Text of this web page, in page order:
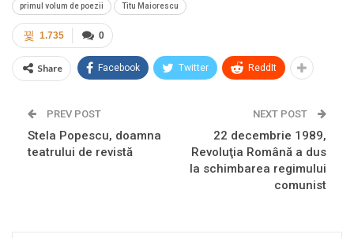
primul volum de poezii Titu Maiorescu
0
1.735
Share Facebook Twitter ReddIt
PREV POST
Stela Popescu, doamna
teatrului de revistă
NEXT POST
22 decembrie 1989,
Revoluţia Română a dus
la schimbarea regimului
comunist